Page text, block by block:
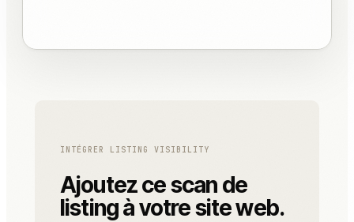
INTÉGRER LISTING VISIBILITY
Ajoutez ce scan de
listing à votre site web.